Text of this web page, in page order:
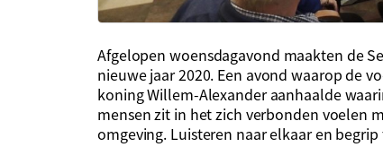
Afgelopen woensdagavond maakten de
nieuwe jaar 2020. Een avond waarop de
koning Willem-Alexander aanhaalde
mensen zit in het zich verbonden voelen
omgeving. Luisteren naar elkaar en